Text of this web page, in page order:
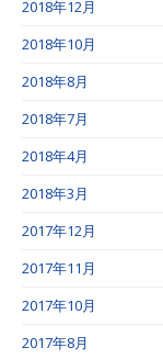
2018年12月
2018年10月
2018年8月
2018年7月
2018年4月
2018年3月
2017年12月
2017年11月
2017年10月
2017年8月